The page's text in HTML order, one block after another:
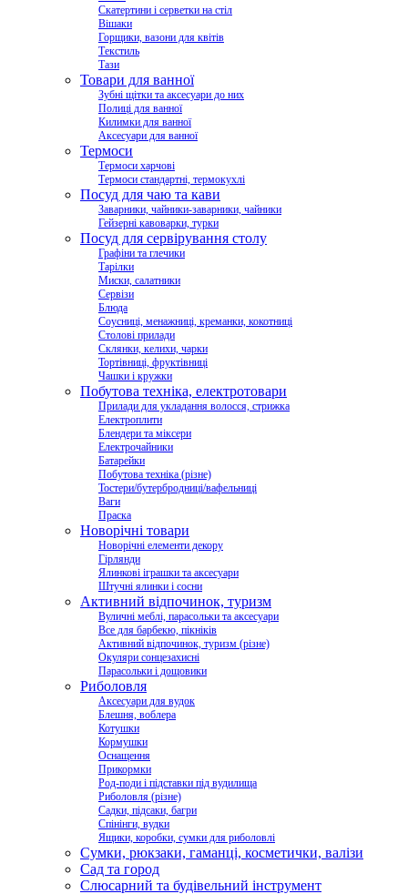
Скатертини і серветки на стіл
Вішаки
Горщики, вазони для квітів
Текстиль
Тази
Товари для ванної
Зубні щітки та аксесуари до них
Полиці для ванної
Килимки для ванної
Аксесуари для ванної
Термоси
Термоси харчові
Термоси стандартні, термокухлі
Посуд для чаю та кави
Заварники, чайники-заварники, чайники
Гейзерні кавоварки, турки
Посуд для сервірування столу
Графіни та глечики
Тарілки
Миски, салатники
Сервізи
Блюда
Соусниці, менажниці, креманки, кокотниці
Столові прилади
Склянки, келихи, чарки
Тортівниці, фруктівниці
Чашки і кружки
Побутова техніка, електротовари
Прилади для укладання волосся, стрижка
Електроплити
Блендери та міксери
Електрочайники
Батарейки
Побутова техніка (різне)
Тостери/бутербродниці/вафельниці
Ваги
Праска
Новорічні товари
Новорічні елементи декору
Гірлянди
Ялинкові іграшки та аксесуари
Штучні ялинки і сосни
Активний відпочинок, туризм
Вуличні меблі, парасольки та аксесуари
Все для барбекю, пікніків
Активний відпочинок, туризм (різне)
Окуляри сонцезахисні
Парасольки і дощовики
Риболовля
Аксесуари для вудок
Блешня, воблера
Котушки
Кормушки
Оснащення
Прикормки
Род-поди і підставки під вудилища
Риболовля (різне)
Садки, підсаки, багри
Спінінги, вудки
Ящики, коробки, сумки для риболовлі
Сумки, рюкзаки, гаманці, косметички, валізи
Сад та город
Слюсарний та будівельний інструмент